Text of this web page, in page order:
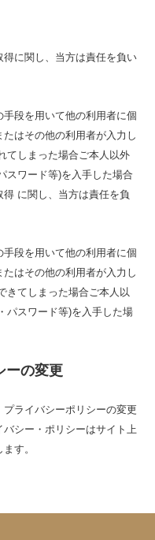
に関し、当方は責任を負い
段を用いて他の利用者に個
はその他の利用者が入力し
てしまった場合ご本人以外
スワード等)を入手した場合
に関し、当方は責任を負
段を用いて他の利用者に個
はその他の利用者が入力し
きてしまった場合ご本人以
パスワード等)を入手した場
ーの変更
ライバシーポリシーの変更
シー・ポリシーはサイト上
す。